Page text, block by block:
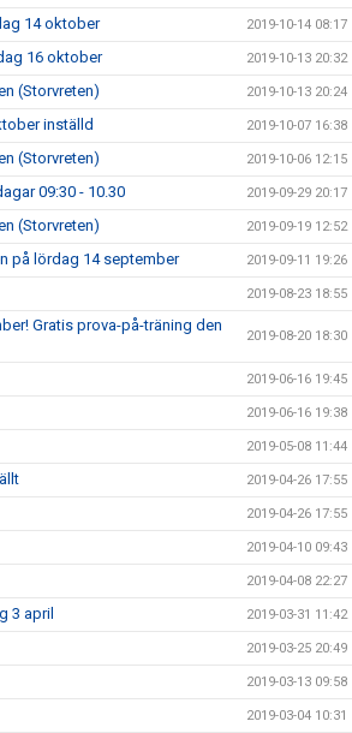
14 oktober 2019-10-14 08:17
16 oktober 2019-10-13 20:32
(Storvreten) 2019-10-13 20:24
inställd 2019-10-07 16:38
(Storvreten) 2019-10-06 12:15
09:30 - 10.30 2019-09-29 20:17
(Storvreten) 2019-09-19 12:52
på lördag 14 september 2019-09-11 19:26
2019-08-23 18:55
Gratis prova-på-träning den
2019-08-20 18:30
2019-06-16 19:45
2019-06-16 19:38
2019-05-08 11:44
2019-04-26 17:55
2019-04-26 17:55
2019-04-10 09:43
2019-04-08 22:27
3 april 2019-03-31 11:42
2019-03-25 20:49
2019-03-13 09:58
2019-03-04 10:31